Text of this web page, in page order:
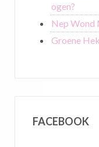
ogen?
Nep Wond
Groene
FACEBOOK